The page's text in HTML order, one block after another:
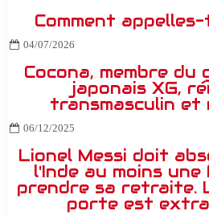
Comment
04/07/2026
Cocona, membre du
japonais XG,
transmasculin et
06/12/2025
Lionel Messi doit
l'Inde au moins
prendre sa retraite.
porte est